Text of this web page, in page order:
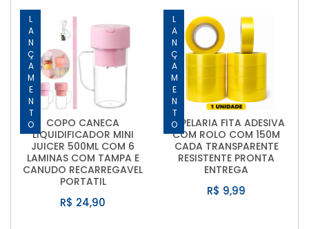
LANÇAMENTO
COPO CANECA
LIQUIDIFICADOR MINI
JUICER 500ML COM 6
LAMINAS COM TAMPA E
CANUDO RECARREGAVEL
PORTATIL
R$ 24,90
LANÇAMENTO
PAPELARIA FITA ADESIVA
COM ROLO COM 150M
CADA TRANSPARENTE
RESISTENTE PRONTA
ENTREGA
R$ 9,99